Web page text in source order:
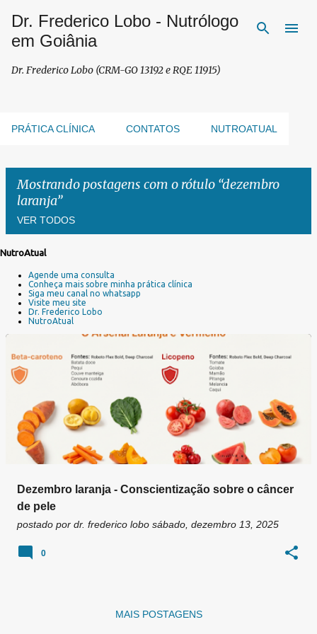
Pular para o conteúdo principal
Dr. Frederico Lobo - Nutrólogo
em Goiânia
Dr. Frederico Lobo (CRM-GO 13192 e RQE 11915)
PRÁTICA CLÍNICA CONTATOS NUTROATUAL
Mostrando postagens com o rótulo dezembro
laranja
VER TODOS
g
NutroAtual
Agende uma consulta
Conheça mais sobre minha prática clínica
Siga meu canal no whatsapp
Visite meu site
Dr. Frederico Lobo
NutroAtual
Dezembro laranja - Conscientização sobre o câncer
de pele
postado por dr. frederico lobo sábado, dezembro 13, 2025
0
MAIS POSTAGENS